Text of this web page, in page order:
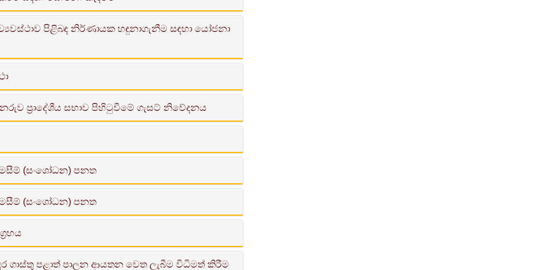
විමසීම් (සංශෝධන) පනත
පිළිබඳ නිර්ණායක හඳුනාගැනීම සඳහා යෝජනා
of Local Government for Legal Reforms has finalized the
the Local Authorities Elections Amendment Bill. The
ප්‍රාදේශීය සභාව පිහිටුවීමේ ගැසට් නිවේදනය
(සංශෝධන) පනත
(සංශෝධන) පනත
අපේක්ෂිත මෙහෙවර ඒ ආකාරයෙන්ම ඔවුන් වෙත ලගා
ගාස්තු පළාත් පාලන ආයතන වෙත ලැබීම විධිමත් කිරීම